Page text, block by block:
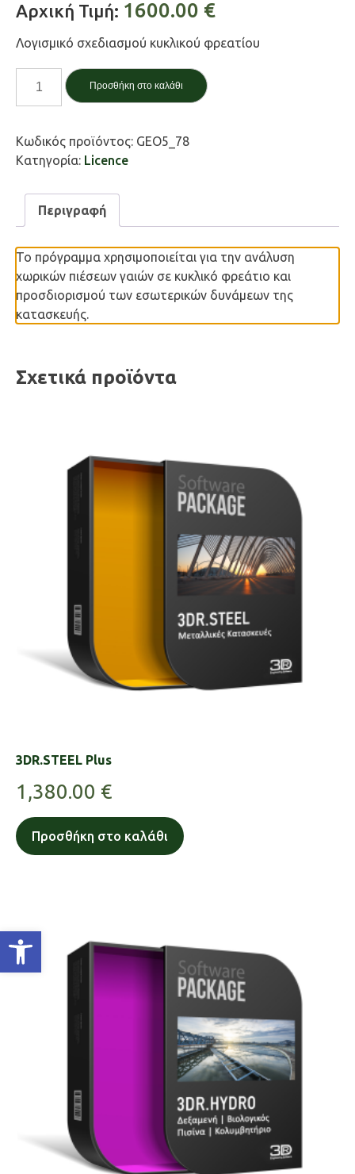
Ανοίξτε τη γραμμή εργαλείων
Αρχική Τιμή: 1600.00 €
Λογισμικό σχεδιασμού κυκλικού φρεατίου
Προσθήκη στο καλάθι
Κωδικός προϊόντος: GEO5_78
Κατηγορία: Licence
Περιγραφή
Το πρόγραμμα χρησιμοποιείται για την ανάλυση
χωρικών πιέσεων γαιών σε κυκλικό φρεάτιο και
προσδιορισμού των εσωτερικών δυνάμεων της
κατασκευής.
Σχετικά προϊόντα
3DR.STEEL Plus
1,380.00 €
Προσθήκη στο καλάθι